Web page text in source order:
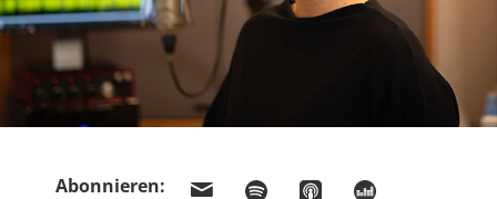
Abonnieren: